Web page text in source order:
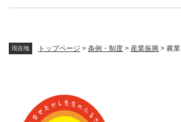
現在地 トップページ > 条例・制度 > 産業振興 > 農業